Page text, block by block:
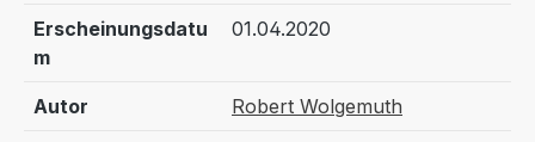
Erscheinungsdatu
m
01.04.2020
Autor Robert Wolgemuth